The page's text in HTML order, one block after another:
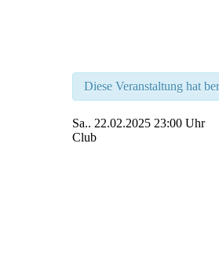
Diese Veranstaltung hat
Sa.. 22.02.2025 23:00 Uhr
Club